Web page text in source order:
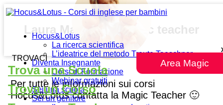
Hocus&Lotus
La ricerca scientifica
L’ideatrice del metodo Traute Taeschner
Diventa Insegnante
Corsi di Formazione
Webinar gratuiti
Sei una scuola
Sei un genitore
Area Magic
TROVACI
Trova una Scuola
Trova un Corso
Laura Maresca – Magic teacher
Per tutte le informazioni sui corsi
Hocus&Lotus contatta la Magic Teacher 🙂